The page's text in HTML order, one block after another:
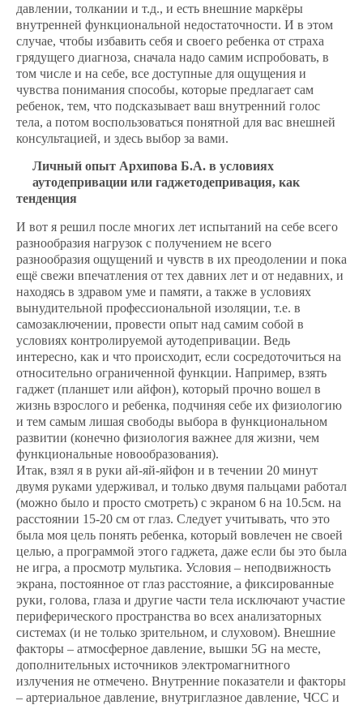
давлении, толкании и т.д., и есть внешние маркёры
внутренней функциональной недостаточности. И в этом
случае, чтобы избавить себя и своего ребенка от страха
грядущего диагноза, сначала надо самим испробовать, в
том числе и на себе, все доступные для ощущения и
чувства понимания способы, которые предлагает сам
ребенок, тем, что подсказывает ваш внутренний голос
тела, а потом воспользоваться понятной для вас внешней
консультацией, и здесь выбор за вами.
Личный опыт Архипова Б.А. в условиях
аутодепривации или гаджетодепривация, как
тенденция
И вот я решил после многих лет испытаний на себе всего
разнообразия нагрузок с получением не всего
разнообразия ощущений и чувств в их преодолении и пока
ещё свежи впечатления от тех давних лет и от недавних, и
находясь в здравом уме и памяти, а также в условиях
вынудительной профессиональной изоляции, т.е. в
самозаключении, провести опыт над самим собой в
условиях контролируемой аутодепривации. Ведь
интересно, как и что происходит, если сосредоточиться на
относительно ограниченной функции. Например, взять
гаджет (планшет или айфон), который прочно вошел в
жизнь взрослого и ребенка, подчиняя себе их физиологию
и тем самым лишая свободы выбора в функциональном
развитии (конечно физиология важнее для жизни, чем
функциональные новообразования).
Итак, взял я в руки ай-яй-яйфон и в течении 20 минут
двумя руками удерживал, и только двумя пальцами работал
(можно было и просто смотреть) с экраном 6 на 10.5см. на
расстоянии 15-20 см от глаз. Следует учитывать, что это
была моя цель понять ребенка, который вовлечен не своей
целью, а программой этого гаджета, даже если бы это была
не игра, а просмотр мультика. Условия – неподвижность
экрана, постоянное от глаз расстояние, а фиксированные
руки, голова, глаза и другие части тела исключают участие
периферического пространства во всех анализаторных
системах (и не только зрительном, и слуховом). Внешние
факторы – атмосферное давление, вышки 5G на месте,
дополнительных источников электромагнитного
излучения не отмечено. Внутренние показатели и факторы
– артериальное давление, внутриглазное давление, ЧСС и